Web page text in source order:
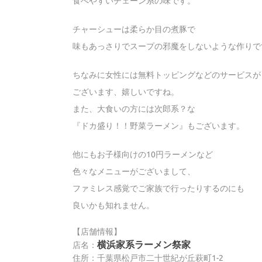
チャーシューは柔らか目の煮豚で
味もあっさりでスープの邪魔をしないような作り
ちなみに女性には無料トッピングなどのサービスが
ございます、嬉しいですね。
また、大食いの方には次郎系？な
『ドカ盛り！！野菜ラーメン』もございます。
他にもお子様向けの10円ラーメンなど
色々なメニューがございまして、
ファミレス感覚でご家族で行ったりするのにも
良いかも知れません。
【店舗情報】
店名： 横浜家系ラーメン祭家
住所：千葉県松戸市二十世紀が丘萩町1-2